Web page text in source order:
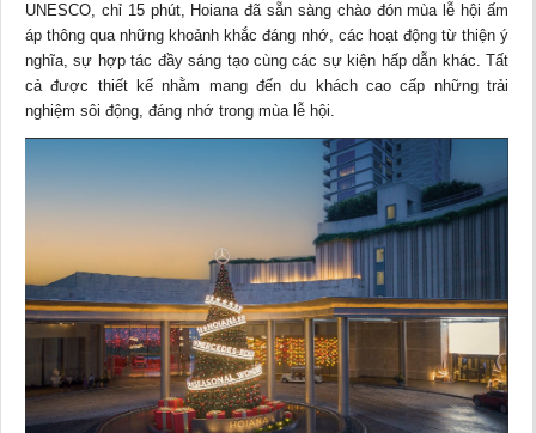
UNESCO, chỉ 15 phút, Hoiana đã sẵn sàng chào đón mùa lễ hội ấm
áp thông qua những khoảnh khắc đáng nhớ, các hoạt động từ thiện ý
nghĩa, sự hợp tác đầy sáng tạo cùng các sự kiện hấp dẫn khác. Tất
cả được thiết kế nhằm mang đến du khách cao cấp những trải
nghiệm sôi động, đáng nhớ trong mùa lễ hội.